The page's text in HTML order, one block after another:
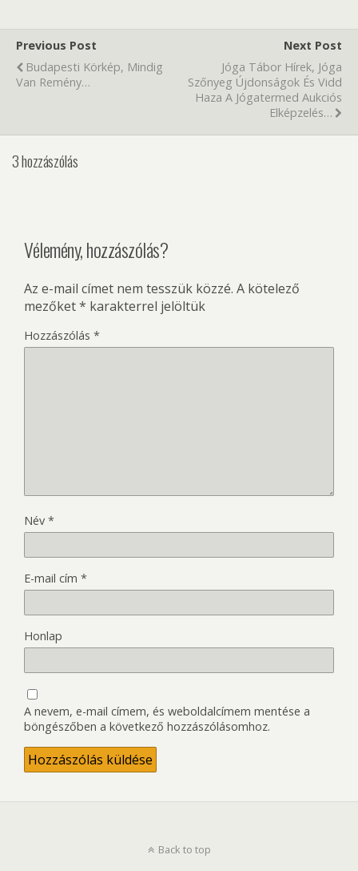
Previous Post
Budapesti Körkép, Mindig
Van Remény…
Next Post
Jóga Tábor Hírek, Jóga
Szőnyeg Újdonságok És Vidd
Haza A Jógatermed Aukciós
Elképzelés…
3 hozzászólás
Vélemény, hozzászólás?
Az e-mail címet nem tesszük közzé. A kötelező
mezőket* karakterrel jelöltük
Hozzászólás *
Név *
E-mail cím *
Honlap
A nevem, e-mail címem, és weboldalcímem mentése a
böngészőben a következő hozzászólásomhoz.
Back to top